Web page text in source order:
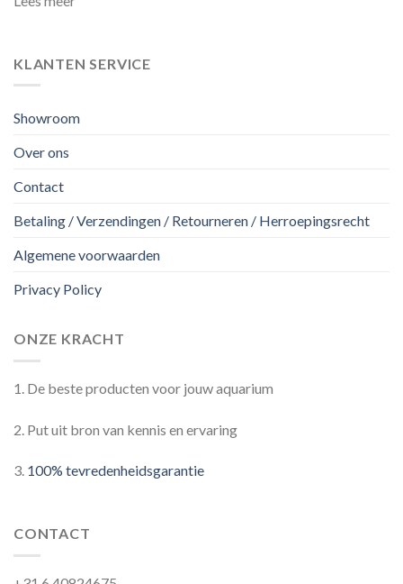
KLANTEN SERVICE
Showroom
Over ons
Contact
Betaling / Verzendingen / Retourneren / Herroepingsrecht
Algemene voorwaarden
Privacy Policy
ONZE KRACHT
1. De beste producten voor jouw aquarium
2. Put uit bron van kennis en ervaring
3. 100% tevredenheidsgarantie
CONTACT